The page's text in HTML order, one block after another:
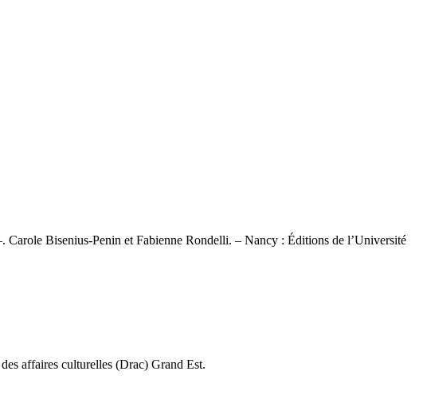
Carole Bisenius-Penin et Fabienne Rondelli. – Nancy : Éditions de l’Université
affaires culturelles (Drac) Grand Est.